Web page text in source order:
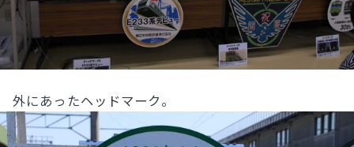
外にあったヘッドマーク。